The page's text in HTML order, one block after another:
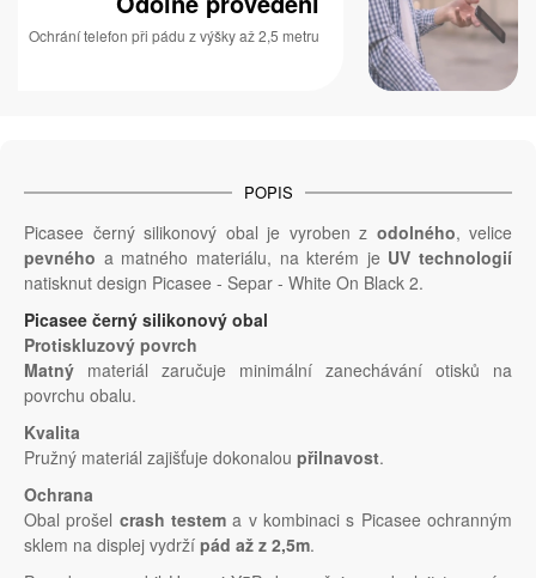
Ochrání telefon při pádu z výšky až 2,5 metru
POPIS
Picasee černý silikonový obal je vyroben z odolného, velice
pevného a matného materiálu, na kterém je UV technologií
natisknut design Picasee - Separ - White On Black 2.
Picasee černý silikonový obal
Protiskluzový povrch
Matný materiál zaručuje minimální zanechávání otisků na
povrchu obalu.
Kvalita
Pružný materiál zajišťuje dokonalou přilnavost.
Ochrana
Obal prošel crash testem a v kombinaci s Picasee ochranným
sklem na displej vydrží pád až z 2,5m.